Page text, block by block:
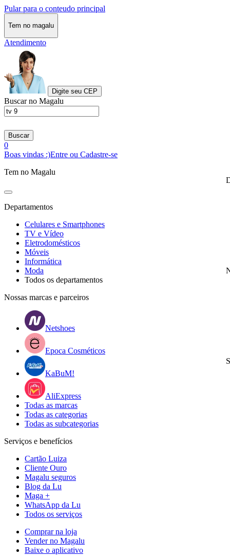
Pular para o conteudo principal
Tem no magalu
Atendimento
Digite seu CEP
Buscar no Magalu
Buscar
0
Boas vindas :)Entre ou Cadastre-se
Tem no Magalu
Departamentos
Celulares e Smartphones
TV e Vídeo
Eletrodomésticos
Móveis
Informática
Moda
Todos os departamentos
Nossas marcas e parceiros
Netshoes
Epoca Cosméticos
KaBuM!
AliExpress
Todas as marcas
Todas as categorias
Todas as subcategorias
Serviços e benefícios
Cartão Luiza
Cliente Ouro
Magalu seguros
Blog da Lu
Maga +
WhatsApp da Lu
Todos os serviços
Comprar na loja
Vender no Magalu
Baixe o aplicativo